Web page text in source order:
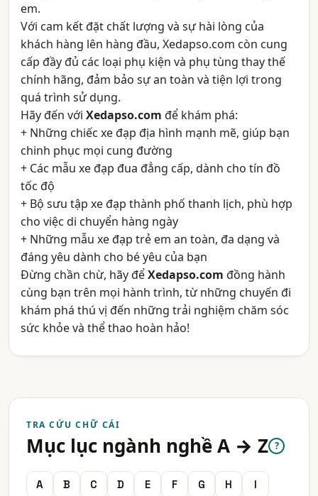
em.
Với cam kết đặt chất lượng và sự hài lòng của
khách hàng lên hàng đầu, Xedapso.com còn cung
cấp đầy đủ các loại phụ kiện và phụ tùng thay thế
chính hãng, đảm bảo sự an toàn và tiện lợi trong
quá trình sử dụng.
Hãy đến với Xedapso.com để khám phá:
+ Những chiếc xe đạp địa hình mạnh mẽ, giúp bạn
chinh phục mọi cung đường
+ Các mẫu xe đạp đua đẳng cấp, dành cho tín đồ
tốc độ
+ Bộ sưu tập xe đạp thành phố thanh lịch, phù hợp
cho việc di chuyển hàng ngày
+ Những mẫu xe đạp trẻ em an toàn, đa dạng và
đáng yêu dành cho bé yêu của bạn
Đừng chần chừ, hãy đểXedapso.com đồng hành
cùng bạn trên mọi hành trình, từ những chuyến đi
khám phá thú vị đến những trải nghiệm chăm sóc
sức khỏe và thể thao hoàn hảo!
TRA CỨU CHỮ CÁI
Mục lục ngành nghề A → Z ?
A B C D E F G H
I